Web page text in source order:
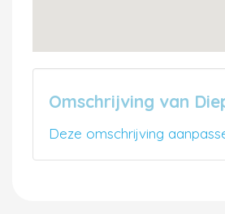
Omschrijving van
Deze omschrijving